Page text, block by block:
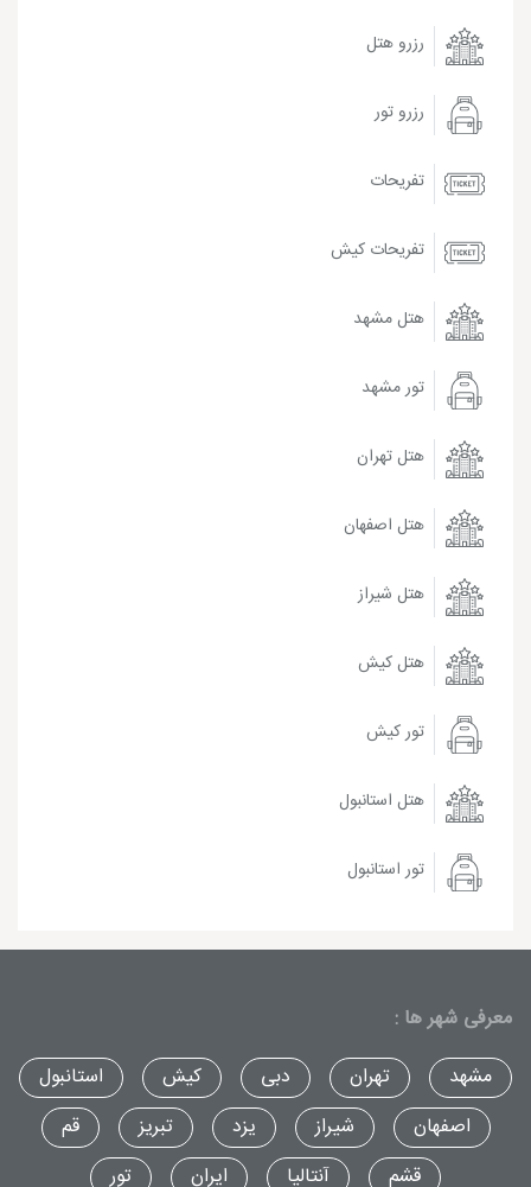
رزرو هتل
رزرو تور
تفریحات
تفریحات کیش
هتل مشهد
تور مشهد
هتل تهران
هتل اصفهان
هتل شیراز
هتل کیش
تور کیش
هتل استانبول
تور استانبول
معرفی شهر ها :
مشهد
تهران دبی کیش
استانبول
اصفهان
شیراز یزد تبریز
قم
قشم
آنتالیا ایران تور